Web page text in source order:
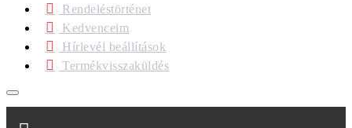
Rendeléstörténet
Kedvenceim
Hírlevél beállítások
Termékvisszaküldés